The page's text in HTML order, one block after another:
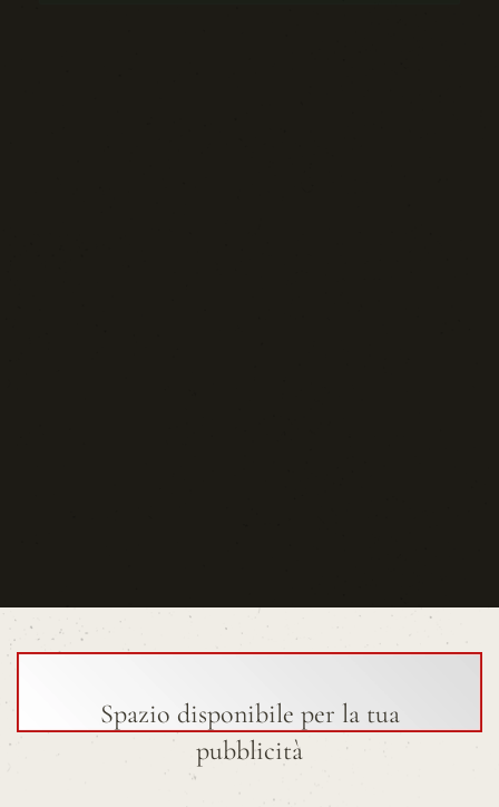
Spazio disponibile per la tua
pubblicità